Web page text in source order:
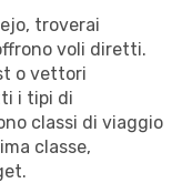
troverai
voli diretti.
o vettori
i tipi di
classi di viaggio
classe,